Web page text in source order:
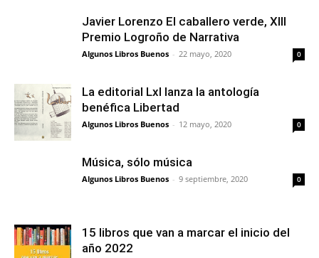
Javier Lorenzo El caballero verde, XIII
Premio Logroño de Narrativa
Algunos Libros Buenos - 22 mayo, 2020 0
La editorial Lxl lanza la antología
benéfica Libertad
Algunos Libros Buenos - 12 mayo, 2020 0
Música, sólo música
Algunos Libros Buenos - 9 septiembre, 2020 0
15 libros que van a marcar el inicio del
año 2022